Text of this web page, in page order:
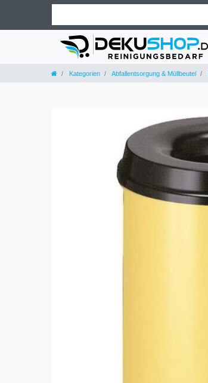
Kategorien Abfallentsorgung & Müllbeutel